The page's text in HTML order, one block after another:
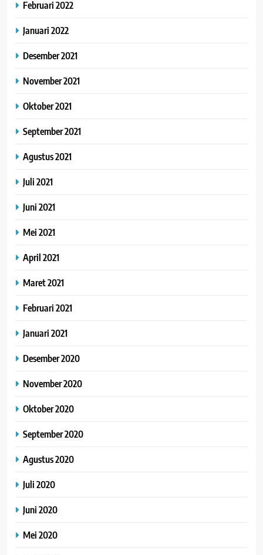
Februari 2022
Januari 2022
Desember 2021
November 2021
Oktober 2021
September 2021
Agustus 2021
Juli 2021
Juni 2021
Mei 2021
April 2021
Maret 2021
Februari 2021
Januari 2021
Desember 2020
November 2020
Oktober 2020
September 2020
Agustus 2020
Juli 2020
Juni 2020
Mei 2020